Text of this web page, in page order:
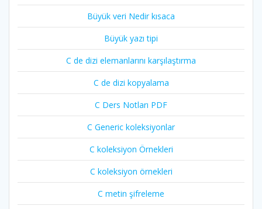
Büyük veri Nedir kısaca
Büyük yazı tipi
C de dizi elemanlarını karşılaştırma
C de dizi kopyalama
C Ders Notları PDF
C Generic koleksiyonlar
C koleksiyon Örnekleri
C koleksiyon örnekleri
C metin şifreleme